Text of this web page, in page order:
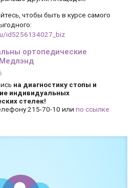
чтобы быть в курсе самого
id5256134027_biz
ортопедические
на диагностику стопы и
индивидуальных
стелек!
215-70-10 или по ссылке